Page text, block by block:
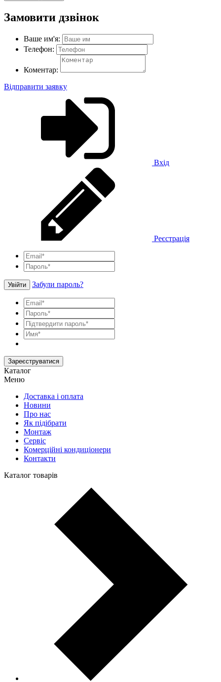
Замовити дзвінок
Ваше им'я:
Телефон:
Коментар:
Відправити заявку
Вхід
Реєстрація
Увійти Забули пароль?
Зареєструватися
Каталог
Меню
Доставка і оплата
Новини
Про нас
Як підібрати
Монтаж
Сервіс
Комерційні кондиціонери
Контакти
Каталог товарів